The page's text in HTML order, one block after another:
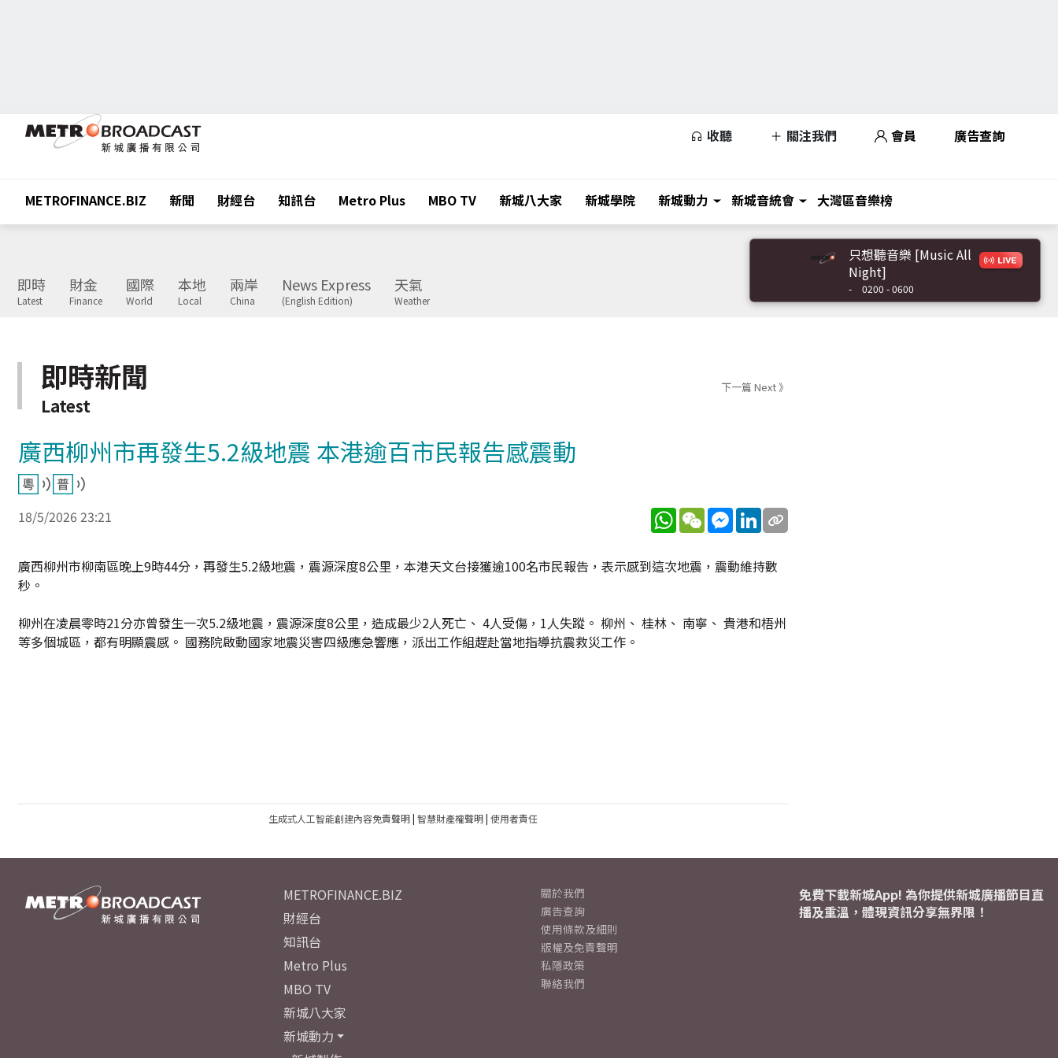
收聽 關注我們 會員 廣告查詢
METROFINANCE.BIZ 新聞 財經台 知訊台 Metro Plus MBO TV 新城八大家 新城學院 新城動力 新城音統會 大灣區音樂榜
即時
Latest
財金
Finance
國際
World
本地
Local
兩岸
China
News Express
(English Edition)
天氣
Weather
只想聽音樂 [Music All
Night]
- 0200 - 0600
即時新聞
Latest
下一篇 Next 》
廣西柳州市再發生5.2級地震 本港逾百市民報告感震動
18/5/2026 23:21 WhatsApp
WeChatMessenger
LinkedIn
廣西柳州市柳南區晚上9時44分，再發生5.2級地震，震源深度8公里，本港天文台接獲逾100名市民報告，表示感到這次地震，震動維持數
秒。
柳州在凌晨零時21分亦曾發生一次5.2級地震，震源深度8公里，造成最少2人死亡、 4人受傷，1人失蹤。 柳州、 桂林、 南寧、 貴港和梧州
等多個城區，都有明顯震感。 國務院啟動國家地震災害四級應急響應，派出工作組趕赴當地指導抗震救災工作。
生成式人工智能創建內容免責聲明| 智慧財產權聲明| 使用者責任
METROFINANCE.BIZ
財經台
知訊台
Metro Plus
MBO TV
新城八大家
新城動力
關於我們
廣告查詢
使用條款及細則
版權及免責聲明
私隱政策
聯絡我們
免費下載新城App! 為你提供新城廣播節目直
播及重溫，體現資訊分享無界限！